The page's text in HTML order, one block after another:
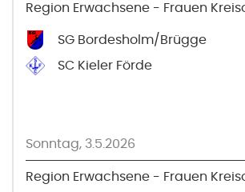
Region Erwachsene - Frauen
SG Bordesholm/Brügge
SC Kieler Förde
Sonntag, 3.5.2026
Region Erwachsene - Frauen